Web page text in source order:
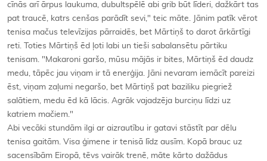
cīnās arī ārpus laukuma, dubultspēlē abi grib būt līderi, dažkārt tas
pat traucē, katrs cenšas parādīt sevi," teic māte. Jānim patīk vērot
tenisa mačus televīzijas pārraidēs, bet Mārtiņš to darot ārkārtīgi
reti. Toties Mārtiņš ēd ļoti labi un tieši sabalansētu pārtiku
tenisam. "Makaroni garšo, mūsu mājās ir bites, Mārtiņš ēd daudz
medu, tāpēc jau viņam ir tā enerģija. Jāni nevaram iemācīt pareizi
ēst, viņam zaļumi negaršo, bet Mārtiņš pat baziliku piegriež
salātiem, medu ēd kā lācis. Agrāk vajadzēja burciņu līdzi uz
katriem mačiem."
Abi vecāki stundām ilgi ar aizrautību ir gatavi stāstīt par dēlu
tenisa gaitām. Visa ģimene ir tenisā līdz ausīm. Kopā brauc uz
sacensībām Eiropā, tēvs vairāk trenē, māte kārto dažādus